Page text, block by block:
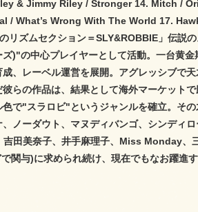
& Jimmy Riley / Stronger 14. Mitch /
/ What’s Wrong With The World 17.
リズムセクション＝SLY&ROBBIE」伝
)"の中心プレイヤーとして活動。一台黄
、レーベル運営を展開。アグレッシブで
らの作品は、結果として海外マーケット
で"スラロビ"というジャンルを確立。そ
ノーダウト、マヌディバンゴ、シンディ
吉田美奈子、井手麻理子、Miss Monday
関与)に求められ続け、現在でもなお躍進